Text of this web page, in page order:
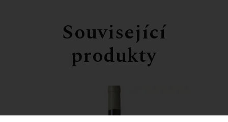
Související
produkty